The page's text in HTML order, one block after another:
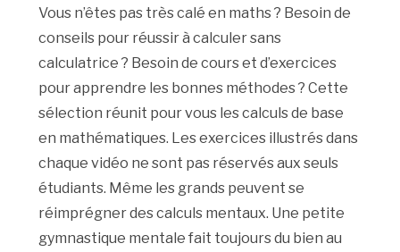
Vous n’êtes pas très calé en maths ? Besoin de
conseils pour réussir à calculer sans
calculatrice ? Besoin de cours et d’exercices
pour apprendre les bonnes méthodes ? Cette
sélection réunit pour vous les calculs de base
en mathématiques. Les exercices illustrés dans
chaque vidéo ne sont pas réservés aux seuls
étudiants. Même les grands peuvent se
réimprégner des calculs mentaux. Une petite
gymnastique mentale fait toujours du bien au